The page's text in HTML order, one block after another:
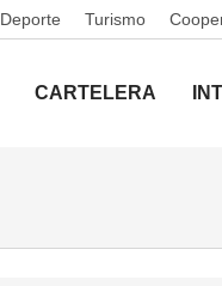
Deporte Turismo
CARTELERA